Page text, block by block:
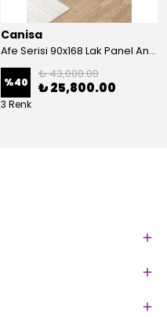
Canisa
Afe Serisi 90x168 Lak Panel Antrasit İroni Masa ve 6 Sandalye Krom Kaplama Ayak
%40
₺ 43,000.00
₺ 25,800.00
3 Renk